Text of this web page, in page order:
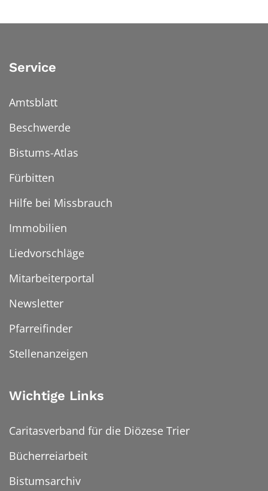
Service
Amtsblatt
Beschwerde
Bistums-Atlas
Fürbitten
Hilfe bei Missbrauch
Immobilien
Liedvorschläge
Mitarbeiterportal
Newsletter
Pfarreifinder
Stellenanzeigen
Wichtige Links
Caritasverband für die Diözese Trier
Bücherreiarbeit
Bistumsarchiv